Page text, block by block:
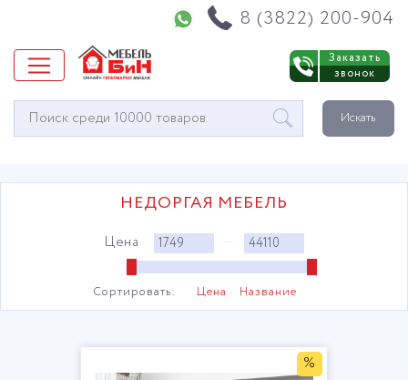
8 (3822) 200-904
Заказать
звонок
Окно
поиска
Искать
НЕДОРГАЯ МЕБЕЛЬ
Цена —
Сортировать: Цена Название
%